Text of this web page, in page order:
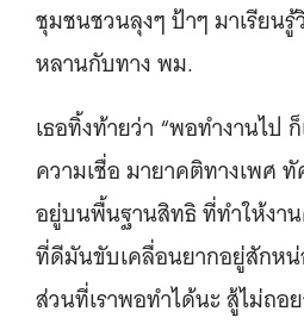
ชุมชนชวนลุงๆ ป้าๆ มาเรียน
หลานกับทาง พม.
เธอทิ้งท้ายว่า “พอทำงานไป
ความเชื่อ มายาคติทางเพศ
อยู่บนพื้นฐานสิทธิ ที่ทำให้งา
ที่ดีมันขับเคลื่อนยากอยู่สักหน่
ส่วนที่เราพอทำได้นะ สู้ไม่ถอ